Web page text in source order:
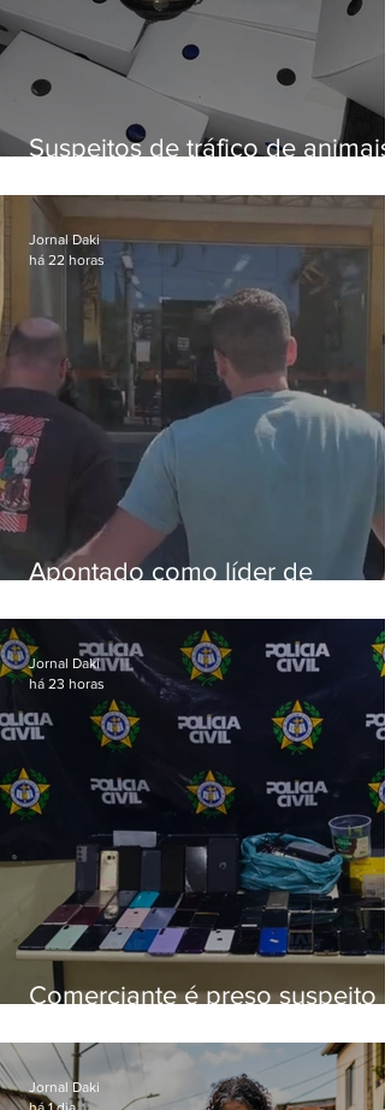
Suspeitos de tráfico de animais
aves
Apontado como líder de
aposentados é preso
Jornal Daki
há 22 horas
Comerciante é preso suspeito
loja
Jornal Daki
há 23 horas
Jornal Daki